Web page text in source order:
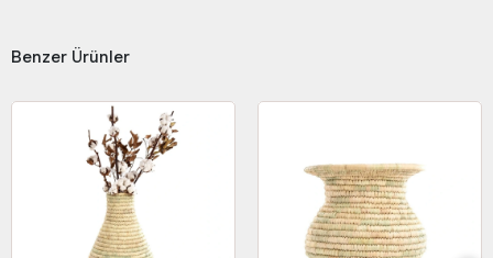
Benzer Ürünler